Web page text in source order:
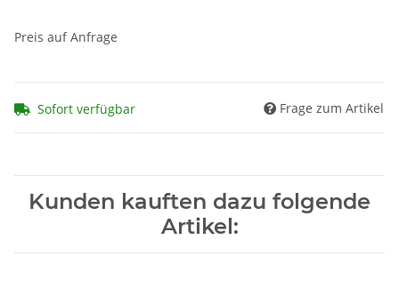
Preis auf Anfrage
Sofort verfügbar Frage zum Artikel
Kunden kauften dazu folgende
Artikel: